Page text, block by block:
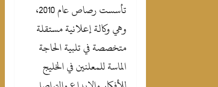
‎تأسست رصاص عام 2010،
وهي وكالة إعلانية مستقلة
متخصصة في تلبية الحاجة
الماسة للمعلنين في الخليج